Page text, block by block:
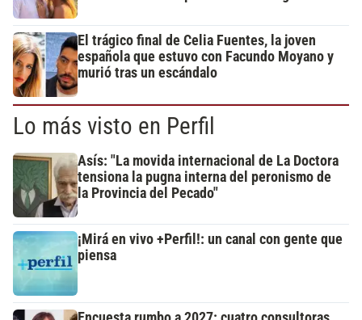
El trágico final de Celia Fuentes, la joven
española que estuvo con Facundo Moyano y
murió tras un escándalo
Lo más visto en Perfil
Asís: "La movida internacional de La Doctora
tensiona la pugna interna del peronismo de
la Provincia del Pecado"
¡Mirá en vivo +Perfil!: un canal con gente que
piensa